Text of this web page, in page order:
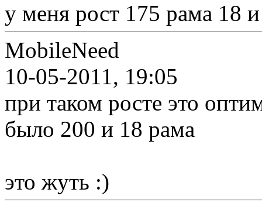
у меня рост 175 рама 18
MobileNeed
10-05-2011, 19:05
при таком росте это
было 200 и 18 рама
это жуть :)